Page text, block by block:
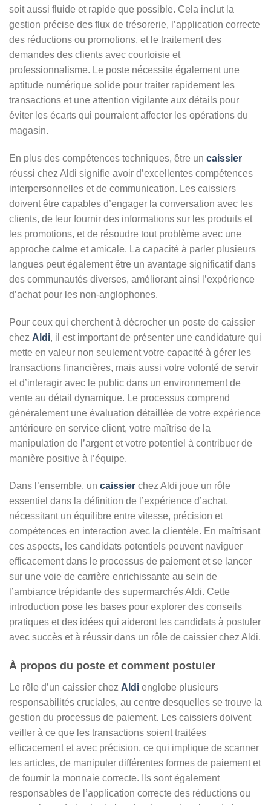
soit aussi fluide et rapide que possible. Cela inclut la
gestion précise des flux de trésorerie, l’application correcte
des réductions ou promotions, et le traitement des
demandes des clients avec courtoisie et
professionnalisme. Le poste nécessite également une
aptitude numérique solide pour traiter rapidement les
transactions et une attention vigilante aux détails pour
éviter les écarts qui pourraient affecter les opérations du
magasin.
En plus des compétences techniques, être un caissier
réussi chez Aldi signifie avoir d’excellentes compétences
interpersonnelles et de communication. Les caissiers
doivent être capables d’engager la conversation avec les
clients, de leur fournir des informations sur les produits et
les promotions, et de résoudre tout problème avec une
approche calme et amicale. La capacité à parler plusieurs
langues peut également être un avantage significatif dans
des communautés diverses, améliorant ainsi l’expérience
d’achat pour les non-anglophones.
Pour ceux qui cherchent à décrocher un poste de caissier
chez Aldi, il est important de présenter une candidature qui
mette en valeur non seulement votre capacité à gérer les
transactions financières, mais aussi votre volonté de servir
et d’interagir avec le public dans un environnement de
vente au détail dynamique. Le processus comprend
généralement une évaluation détaillée de votre expérience
antérieure en service client, votre maîtrise de la
manipulation de l’argent et votre potentiel à contribuer de
manière positive à l’équipe.
Dans l’ensemble, un caissier chez Aldi joue un rôle
essentiel dans la définition de l’expérience d’achat,
nécessitant un équilibre entre vitesse, précision et
compétences en interaction avec la clientèle. En maîtrisant
ces aspects, les candidats potentiels peuvent naviguer
efficacement dans le processus de paiement et se lancer
sur une voie de carrière enrichissante au sein de
l’ambiance trépidante des supermarchés Aldi. Cette
introduction pose les bases pour explorer des conseils
pratiques et des idées qui aideront les candidats à postuler
avec succès et à réussir dans un rôle de caissier chez Aldi.
À propos du poste et comment postuler
Le rôle d’un caissier chez Aldi englobe plusieurs
responsabilités cruciales, au centre desquelles se trouve la
gestion du processus de paiement. Les caissiers doivent
veiller à ce que les transactions soient traitées
efficacement et avec précision, ce qui implique de scanner
les articles, de manipuler différentes formes de paiement et
de fournir la monnaie correcte. Ils sont également
responsables de l’application correcte des réductions ou